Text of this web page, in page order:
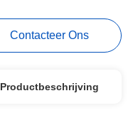
Contacteer Ons
Productbeschrijving